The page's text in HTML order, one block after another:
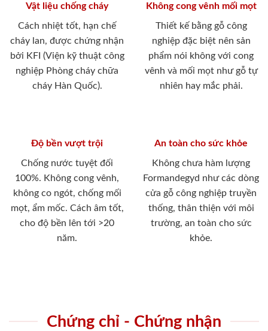
Vật liệu chống cháy
Cách nhiệt tốt, hạn chế
cháy lan, được chứng nhận
bởi KFI (Viện kỹ thuật công
nghiệp Phòng cháy chữa
cháy Hàn Quốc).
Không cong vênh mối mọt
Thiết kế bằng gỗ công
nghiệp đặc biệt nên sản
phẩm nói không với cong
vênh và mối mọt như gỗ tự
nhiên hay mắc phải.
Độ bền vượt trội
Chống nước tuyệt đối
100%. Không cong vênh,
không co ngót, chống mối
mọt, ẩm mốc. Cách âm tốt,
cho độ bền lên tới >20
năm.
An toàn cho sức khỏe
Không chưa hàm lượng
Formandegyd như các dòng
cửa gỗ công nghiệp truyền
thống, thân thiện với môi
trường, an toàn cho sức
khỏe.
Chứng chỉ - Chứng nhận